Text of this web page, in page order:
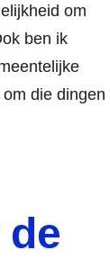
om
ben ik
die dingen